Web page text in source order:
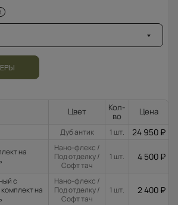
Цвет
Кол-
во
Цена
Дуб антик 1 шт. 24 950 ₽
на
Нано-флекс /
Под отделку /
Софт тач
1 шт. 4 500 ₽
с
на
Нано-флекс /
Под отделку /
Софт тач
1 шт. 2 400 ₽